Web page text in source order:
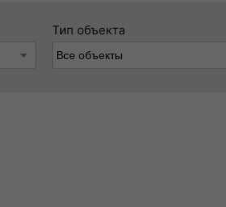
Тип объекта